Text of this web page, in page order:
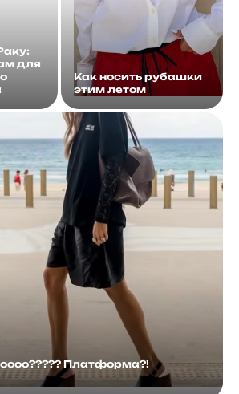
для
Как носить рубашки
этим летом
Платформа?!